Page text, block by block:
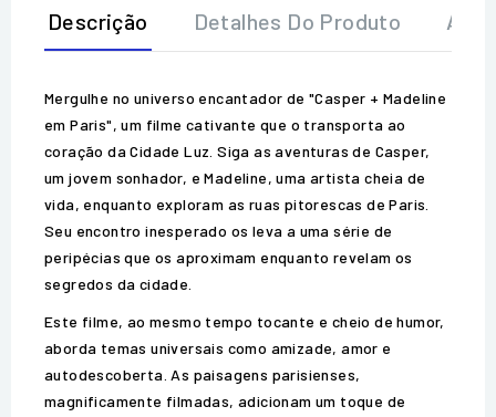
Descrição Detalhes Do Produto
Mergulhe no universo encantador de "Casper + Madeline
em Paris", um filme cativante que o transporta ao
coração da Cidade Luz. Siga as aventuras de Casper,
um jovem sonhador, e Madeline, uma artista cheia de
vida, enquanto exploram as ruas pitorescas de Paris.
Seu encontro inesperado os leva a uma série de
peripécias que os aproximam enquanto revelam os
segredos da cidade.
Este filme, ao mesmo tempo tocante e cheio de humor,
aborda temas universais como amizade, amor e
autodescoberta. As paisagens parisienses,
magnificamente filmadas, adicionam um toque de